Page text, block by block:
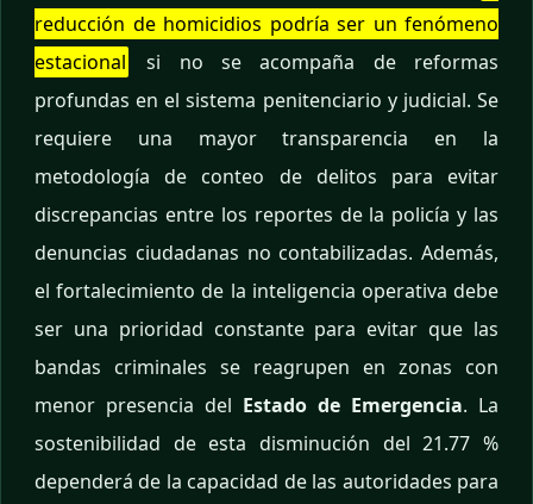
reducción de homicidios podría ser un fenómeno
estacional
si no se acompaña de reformas
profundas en el sistema penitenciario y judicial. Se
requiere una mayor transparencia en la
metodología de conteo de delitos para evitar
discrepancias entre los reportes de la policía y las
denuncias ciudadanas no contabilizadas. Además,
el fortalecimiento de la inteligencia operativa debe
ser una prioridad constante para evitar que las
bandas criminales se reagrupen en zonas con
menor presencia del Estado de Emergencia. La
sostenibilidad de esta disminución del 21.77 %
dependerá de la capacidad de las autoridades para